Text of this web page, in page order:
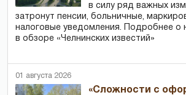
в силу ряд важных
затронут пенсии, больничные,
налоговые уведомления. Подробнее о
в обзоре «Челнинских известий»
01 августа 2026
«Сложности с